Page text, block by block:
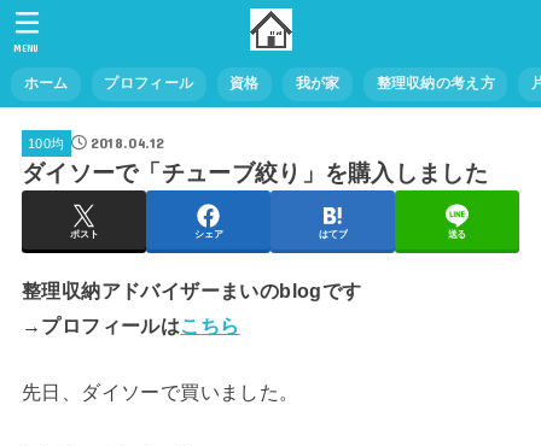
ホーム プロフィール 資格 我が家 整理収納の考え方
MENU
100均 2018.04.12
ダイソーで「チューブ絞り」を購入しました
ポスト シェア はてブ 送る
整理収納アドバイザーまいのblogです
→プロフィールはこちら
先日、ダイソーで買いました。